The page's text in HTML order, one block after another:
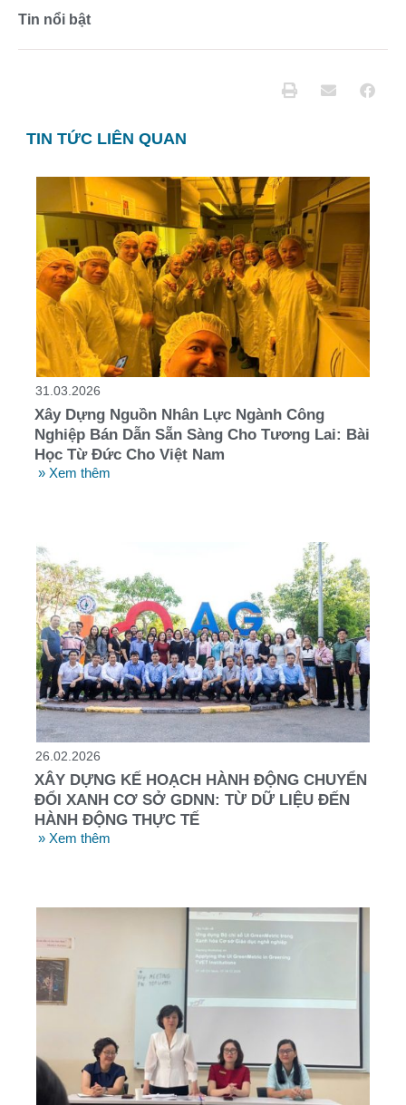
Tin nổi bật
TIN TỨC LIÊN QUAN
31.03.2026
Xây Dựng Nguồn Nhân Lực Ngành Công
Nghiệp Bán Dẫn Sẵn Sàng Cho Tương Lai: Bài
Học Từ Đức Cho Việt Nam
» Xem thêm
26.02.2026
XÂY DỰNG KẾ HOẠCH HÀNH ĐỘNG CHUYỂN
ĐỔI XANH CƠ SỞ GDNN: TỪ DỮ LIỆU ĐẾN
HÀNH ĐỘNG THỰC TẾ
» Xem thêm